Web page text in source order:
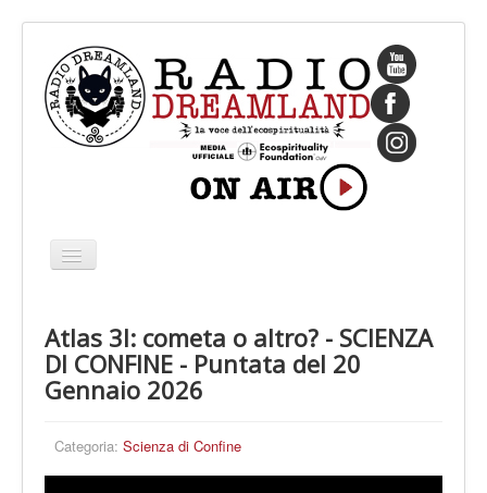
Cambia
navigazione
CHI SIAMO
IL FONDATORE
PALINSESTO
Atlas 3I: cometa o altro? - SCIENZA
DI CONFINE - Puntata del 20
Gennaio 2026
Categoria: Scienza di Confine